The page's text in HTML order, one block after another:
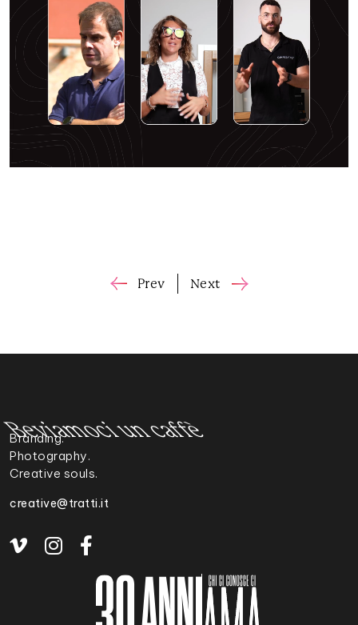
Prev Next
un caffè
Branding.
Photography.
Creative souls.
creative@tratti.it